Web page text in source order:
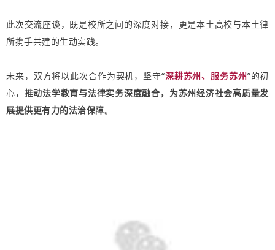
此次交流座谈，既是校所之间的深度对接，更是本土高校与本土律
所携手共建的生动实践。
未来，双方将以此次合作为契机，坚守“深耕苏州、服务苏州”的初
心， 推动法学教育与法律实务深度融合，为苏州经济社会高质量发
展提供更有力的法治保障。